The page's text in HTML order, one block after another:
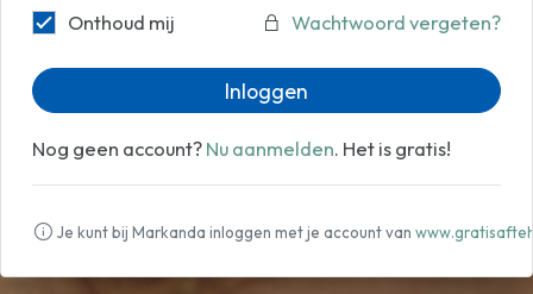
Wachtwoord vergeten?
Onthoud mij
Inloggen
Nog geen account? Nu aanmelden. Het is gratis!
Je kunt bij Markanda inloggen met je account van